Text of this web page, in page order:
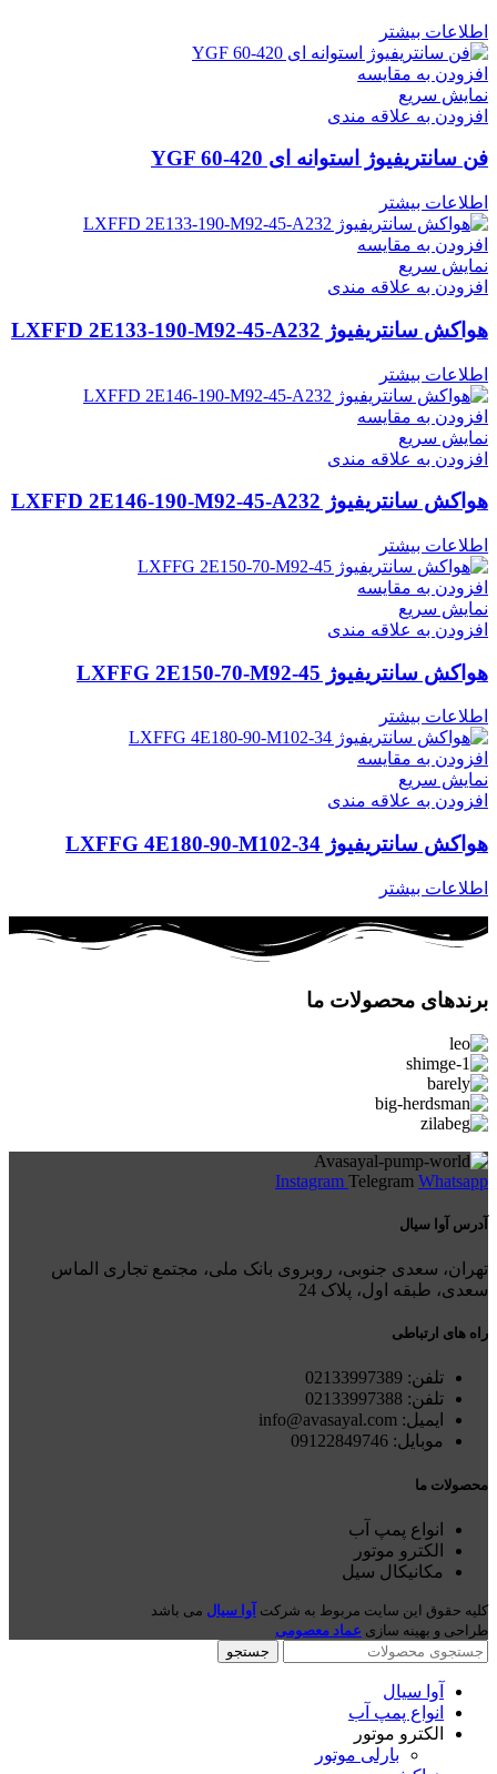
اطلاعات بیشتر
افزودن به مقایسه
نمایش سریع
افزودن به علاقه مندی
فن سانتریفیوژ استوانه ای YGF 60-420
اطلاعات بیشتر
افزودن به مقایسه
نمایش سریع
افزودن به علاقه مندی
هواکش سانتریفیوژ LXFFD 2E133-190-M92-45-A232
اطلاعات بیشتر
افزودن به مقایسه
نمایش سریع
افزودن به علاقه مندی
هواکش سانتریفیوژ LXFFD 2E146-190-M92-45-A232
اطلاعات بیشتر
افزودن به مقایسه
نمایش سریع
افزودن به علاقه مندی
هواکش سانتریفیوژ LXFFG 2E150-70-M92-45
اطلاعات بیشتر
افزودن به مقایسه
نمایش سریع
افزودن به علاقه مندی
هواکش سانتریفیوژ LXFFG 4E180-90-M102-34
اطلاعات بیشتر
برندهای محصولات ما
Instagram Telegram Whatsapp
آدرس آوا سیال
تهران، سعدی جنوبی، روبروی بانک ملی، مجتمع تجاری الماس
سعدی، طبقه اول، پلاک 24
راه های ارتباطی
تلفن: 021 33997389
تلفن:
ایمیل: info@avasayal.com
موبایل: 09122849746
محصولات ما
انواع پمپ آب
الکترو موتور
مکانیکال سیل
کلیه حقوق این سایت مربوط به شرکت آوا سیال می باشد
طراحی و بهینه سازی عماد معصومی
جستجو
آوا سیال
انواع پمپ آب
الکترو موتور
بارلی موتور